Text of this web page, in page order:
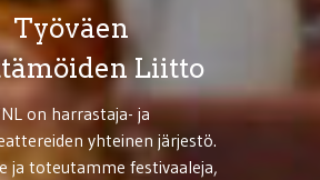
Työväen
Liitto
on harrastaja- ja
yhteinen järjestö.
ja toteutamme festivaaleja,